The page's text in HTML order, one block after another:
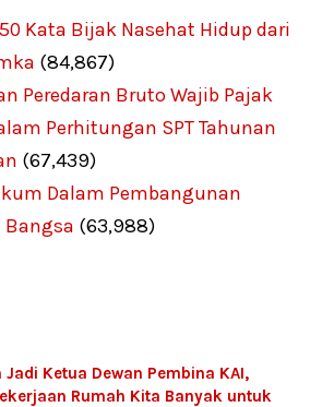
Kata Bijak Nasehat Hidup dari
(84,867)
Peredaran Bruto Wajib Pajak
Perhitungan SPT Tahunan
(67,439)
Dalam Pembangunan
Bangsa (63,988)
Ketua Dewan Pembina KAI,
Rumah Kita Banyak untuk